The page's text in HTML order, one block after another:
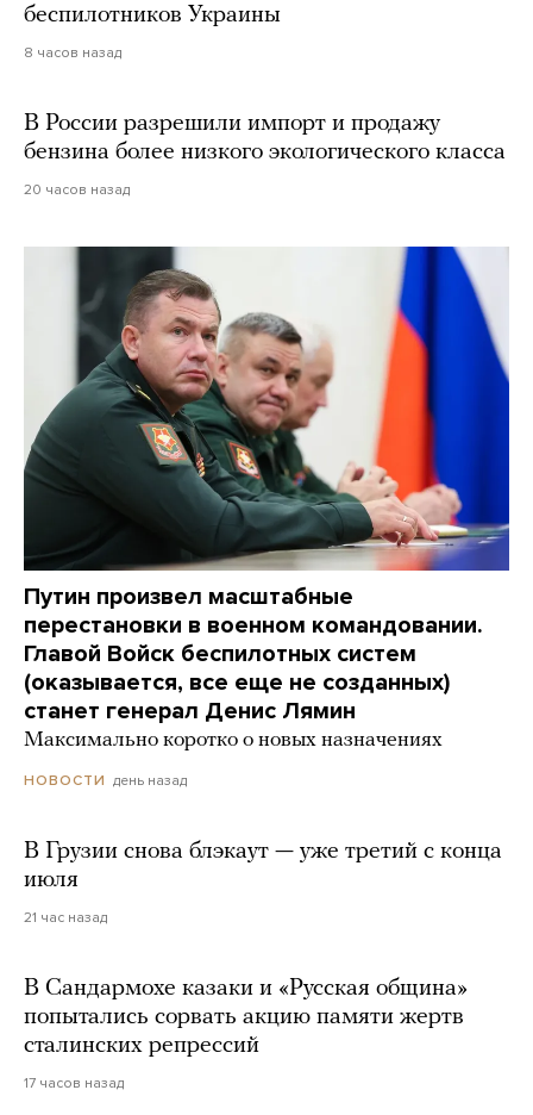
беспилотников Украины
8 часов назад
В России разрешили импорт и продажу
бензина более низкого экологического класса
20 часов назад
Путин произвел масштабные
перестановки в военном командовании.
Главой Войск беспилотных систем
(оказывается, все еще не созданных)
станет генерал Денис Лямин
Максимально коротко о новых назначениях
НОВОСТИ день назад
В Грузии снова блэкаут — уже третий с конца
июля
21 час назад
В Сандармохе казаки и «Русская община»
попытались сорвать акцию памяти жертв
сталинских репрессий
17 часов назад